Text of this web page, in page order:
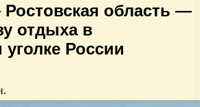
область —
отдыха в
России